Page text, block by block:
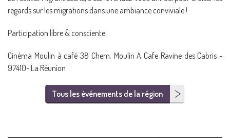
regards sur les migrations dans une ambiance conviviale !
Participation libre & consciente
Cinéma Moulin à café 38 Chem. Moulin A Cafe Ravine des Cabris -
97410- La Réunion
Tous les événements de la région